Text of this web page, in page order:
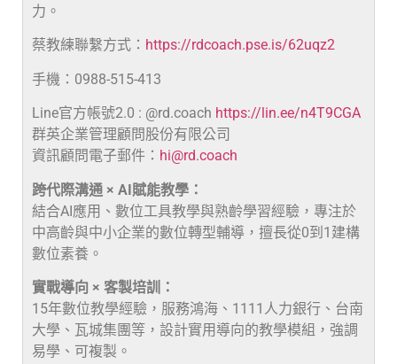
力。
蔡教練聯繫方式： https://rdcoach.pse.is/62uqz2
手機：0988-515-413
Line官方帳號2.0 : @rd.coach https://lin.ee/n4T9CGA
群英企業管理顧問股份有限公司
資訊顧問電子郵件： hi@rd.coach
跨代際溝通 × AI賦能教學：
結合AI應用、數位工具教學與熟齡學習經驗，專注於
中高齡與中小企業的數位轉型輔導，擅長從0到1建構
數位素養。
實戰導向 × 客製培訓：
15年數位教學經驗，服務鴻海、1111人力銀行、台南
大學、瓦城集團等，設計實用導向的教學模組，強調
易學、可複製。